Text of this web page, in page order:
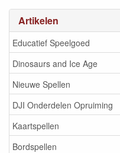
Artikelen
Educatief Speelgoed
Dinosaurs and Ice Age
Nieuwe Spellen
DJI Onderdelen Opruiming
Kaartspellen
Bordspellen